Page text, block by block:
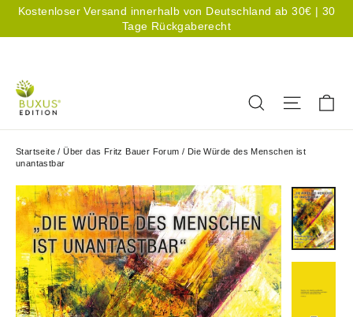
DirektKostenloser Versand innerhalb von Deutschland ab 30€ | 30
Tage Rückgaberecht
Suche
Startseite / Über das Fritz Bauer Forum / Die Würde des Menschen ist
unantastbar